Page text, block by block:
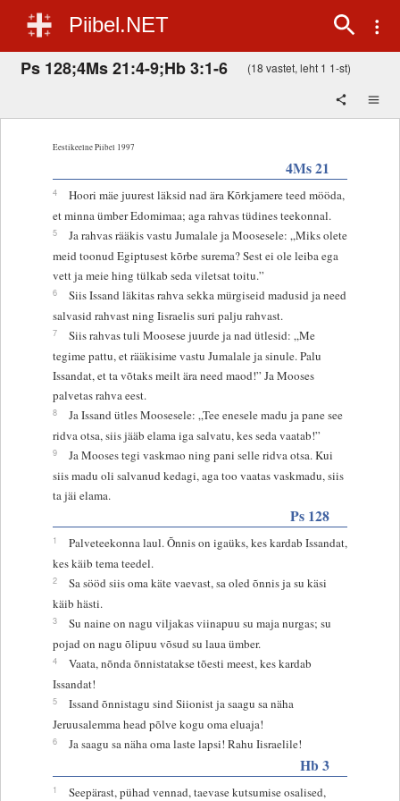
Piibel.NET
Ps 128;4Ms 21:4-9;Hb 3:1-6 (18 vastet, leht 1 1-st)
Eestikeelne Piibel 1997
4Ms 21
4
Hoori mäe juurest läksid nad ära Kõrkjamere teed mööda,
et minna ümber Edomimaa; aga rahvas tüdines teekonnal.
5
Ja rahvas rääkis vastu Jumalale ja Moosesele: „Miks olete
meid toonud Egiptusest kõrbe surema? Sest ei ole leiba ega
vett ja meie hing tülkab seda viletsat toitu.”
6
Siis Issand läkitas rahva sekka mürgiseid madusid ja need
salvasid rahvast ning Iisraelis suri palju rahvast.
7
Siis rahvas tuli Moosese juurde ja nad ütlesid: „Me
tegime pattu, et rääkisime vastu Jumalale ja sinule. Palu
Issandat, et ta võtaks meilt ära need maod!” Ja Mooses
palvetas rahva eest.
8
Ja Issand ütles Moosesele: „Tee enesele madu ja pane see
ridva otsa, siis jääb elama iga salvatu, kes seda vaatab!”
9
Ja Mooses tegi vaskmao ning pani selle ridva otsa. Kui
siis madu oli salvanud kedagi, aga too vaatas vaskmadu, siis
ta jäi elama.
Ps 128
1
Palveteekonna laul. Õnnis on igaüks, kes kardab Issandat,
kes käib tema teedel.
2
Sa sööd siis oma käte vaevast, sa oled õnnis ja su käsi
käib hästi.
3
Su naine on nagu viljakas viinapuu su maja nurgas; su
pojad on nagu õlipuu võsud su laua ümber.
4
Vaata, nõnda õnnistatakse tõesti meest, kes kardab
Issandat!
5
Issand õnnistagu sind Siionist ja saagu sa näha
Jeruusalemma head põlve kogu oma eluaja!
6 Ja saagu sa näha oma laste lapsi! Rahu Iisraelile!
Hb 3
1 Seepärast, pühad vennad, taevase kutsumise osalised,